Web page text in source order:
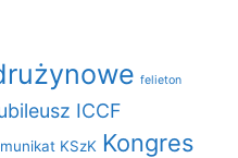
felieton
ICCF
KSzK Kongres